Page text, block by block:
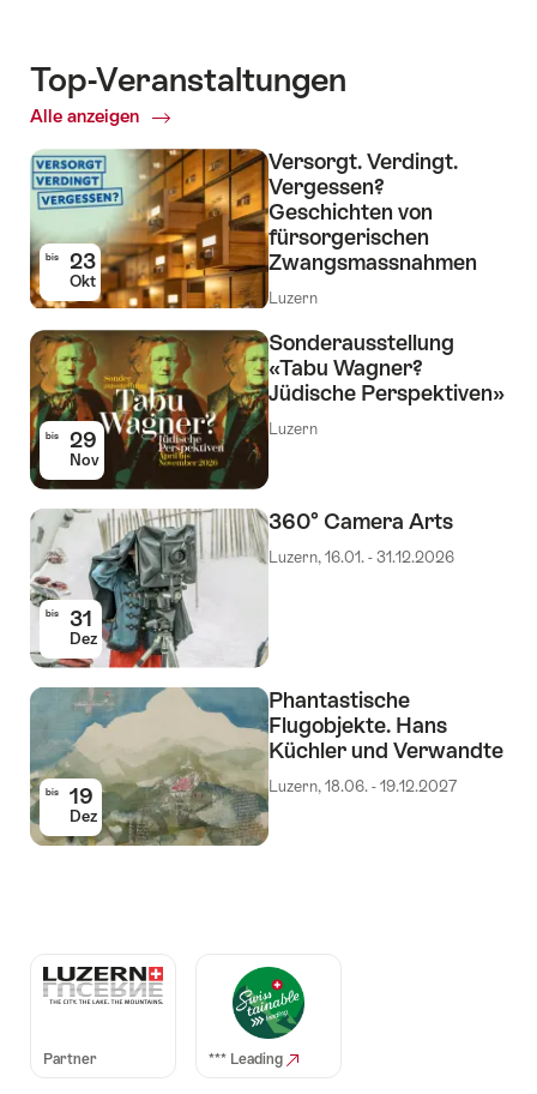
Top-Veranstaltungen
Alle anzeigen
Top-
bis 23
Okt
Versorgt. Verdingt.
Vergessen?
Geschichten von
fürsorgerischen
Zwangsmassnahmen
Luzern
bis 29
Nov
Sonderausstellung
«Tabu Wagner?
Jüdische Perspektiven»
Luzern
bis 31
Dez
360° Camera Arts
Luzern, 16.01. - 31.12.2026
bis 19
Dez
Phantastische
Flugobjekte. Hans
Küchler und Verwandte
Luzern, 18.06. - 19.12.2027
Auszeichnungen
Partner *** Leading